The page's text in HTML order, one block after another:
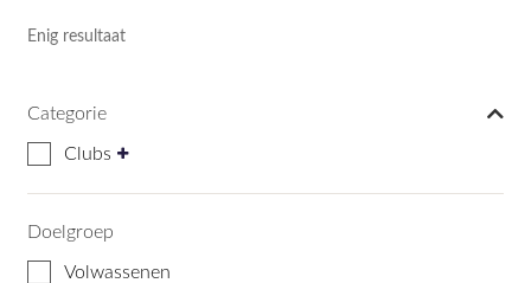
Enig resultaat
Categorie
Clubs
Doelgroep
Volwassenen